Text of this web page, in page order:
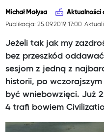
Michał Małysa Aktualności
Publikacja: 25.09.2019, 17:00
Jeżeli tak jak my
bez przeszkód
sesjom z jedną z
historii, po
być wniebowzięci. Już
4 trafi bowiem